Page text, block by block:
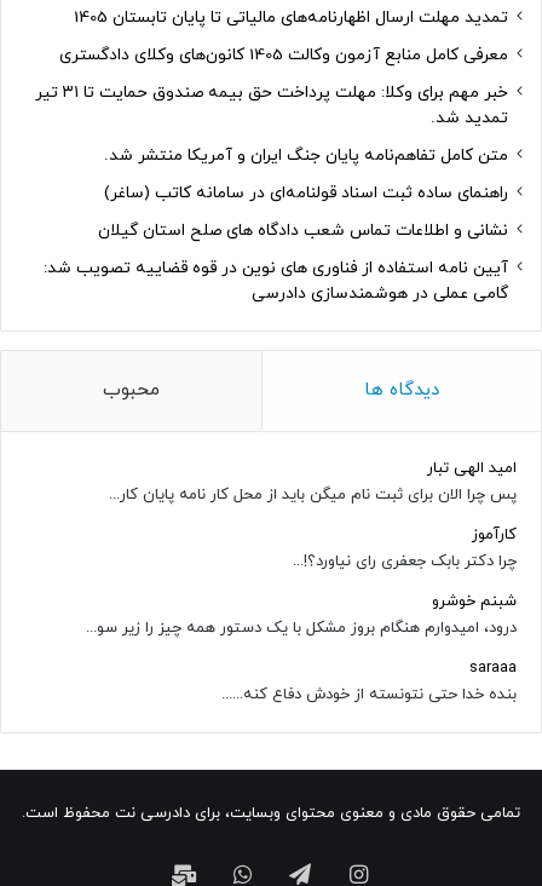
تمدید مهلت ارسال اظهارنامه‌های مالیاتی تا پایان تابستان 1405
معرفی کامل منابع آزمون وکالت 1405 کانون‌های وکلای دادگستری
خبر مهم برای وکلا: مهلت پرداخت حق بیمه صندوق حمایت تا ۳۱ تیر
تمدید شد.
متن کامل تفاهم‌نامه پایان جنگ ایران و آمریکا منتشر شد.
راهنمای ساده ثبت اسناد قولنامه‌ای در سامانه کاتب (ساغر)
نشانی و اطلاعات تماس شعب دادگاه های صلح استان گیلان
آیین نامه استفاده از فناوری های نوین در قوه قضاییه تصویب شد:
گامی عملی در هوشمندسازی دادرسی
دیدگاه ها محبوب
امید الهی تبار
پس چرا الان برای ثبت نام میگن باید از محل کار نامه پایان کار...
کارآموز
چرا دکتر بابک جعفری رای نیاورد؟!...
شبنم خوشرو
درود، امیدوارم هنگام بروز مشکل با یک دستور همه چیز را زیر سو...
saraaa
بنده خدا حتی نتونسته از خودش دفاع کنه......
تمامی حقوق مادی و معنوی محتوای وبسایت، برای دادرسی نت محفوظ است.
اینستاگرامتلگرامواتس ایمیل